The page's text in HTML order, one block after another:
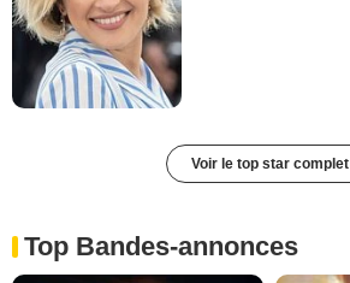
Voir le top star complet
Top Bandes-annonces